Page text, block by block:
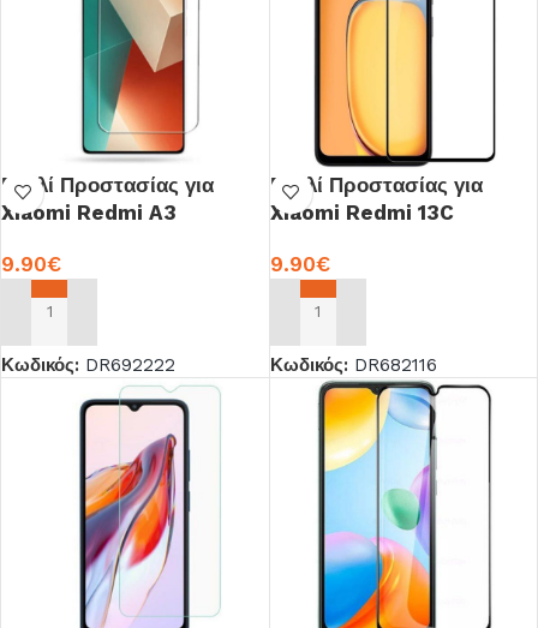
Γυαλί Προστασίας για
Xiaomi Redmi A3
9.90€
ΠΡΟΣΘΉΚΗ ΣΤΟ ΚΑΛΆΘΙ
Κωδικός: DR692222
Γυαλί Προστασίας για
Xiaomi Redmi 13C
9.90€
ΠΡΟΣΘΉΚΗ ΣΤΟ ΚΑΛΆΘΙ
Κωδικός: DR682116